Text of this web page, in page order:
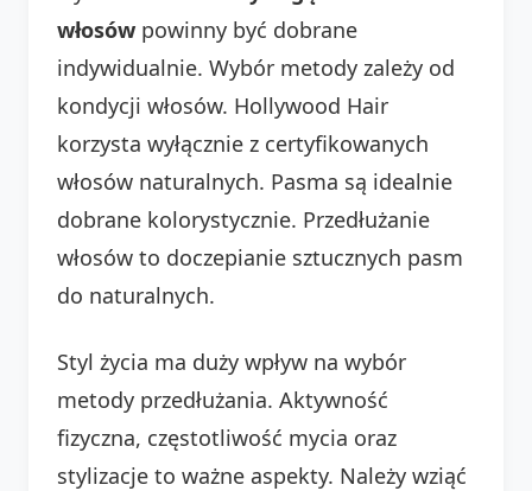
włosów powinny być dobrane
indywidualnie. Wybór metody zależy od
kondycji włosów. Hollywood Hair
korzysta wyłącznie z certyfikowanych
włosów naturalnych. Pasma są idealnie
dobrane kolorystycznie. Przedłużanie
włosów to doczepianie sztucznych pasm
do naturalnych.
Styl życia ma duży wpływ na wybór
metody przedłużania. Aktywność
fizyczna, częstotliwość mycia oraz
stylizacje to ważne aspekty. Należy wziąć